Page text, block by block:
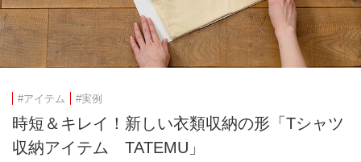
#アイテム #実例
時短＆キレイ！新しい衣類収納の形「Tシャツ
収納アイテム TATEMU」